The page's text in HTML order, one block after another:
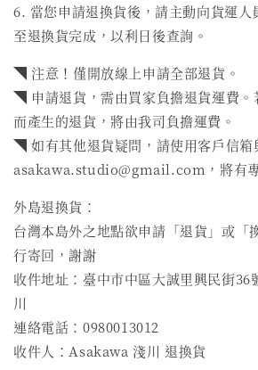
6. 當您申請退換貨後，請主動向貨運人
至退換貨完成，以利日後查詢。
◥ 注意！僅開放線上申請全部退貨。
◥ 申請退貨，需由買家負擔退貨運費。
而產生的退貨，將由我司負擔運費。
◥ 如有其他退貨疑問，請使用客戶信箱
asakawa.studio@gmail.com，將有專
外島退換貨：
台灣本島外之地點欲申請「退貨」或「
行寄回，謝謝
收件地址：臺中市中區大誠里興民街
川
連絡電話：0980013012
收件人：Asakawa 淺川 退換貨